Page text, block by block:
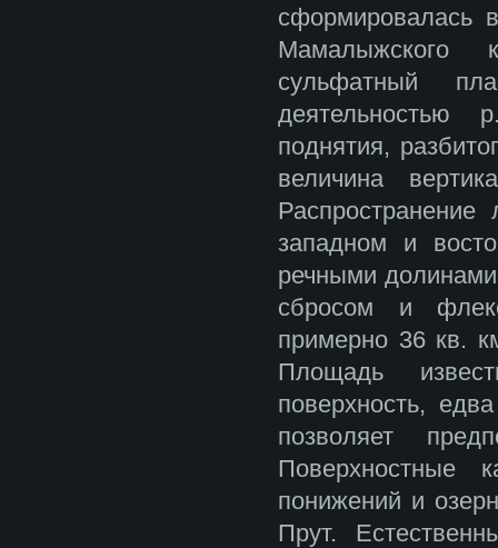
сформировалась
Мамалыжского
сульфатный
деятельностью
поднятия,
величина
западном и
речными
сбросом и
примерно 36 кв.
Площадь
поверхность,
позволяет
Поверхностные
понижений и
Прут.